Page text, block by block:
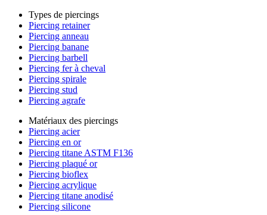
Types de piercings
Piercing retainer
Piercing anneau
Piercing banane
Piercing barbell
Piercing fer à cheval
Piercing spirale
Piercing stud
Piercing agrafe
Matériaux des piercings
Piercing acier
Piercing en or
Piercing titane ASTM F136
Piercing plaqué or
Piercing bioflex
Piercing acrylique
Piercing titane anodisé
Piercing silicone